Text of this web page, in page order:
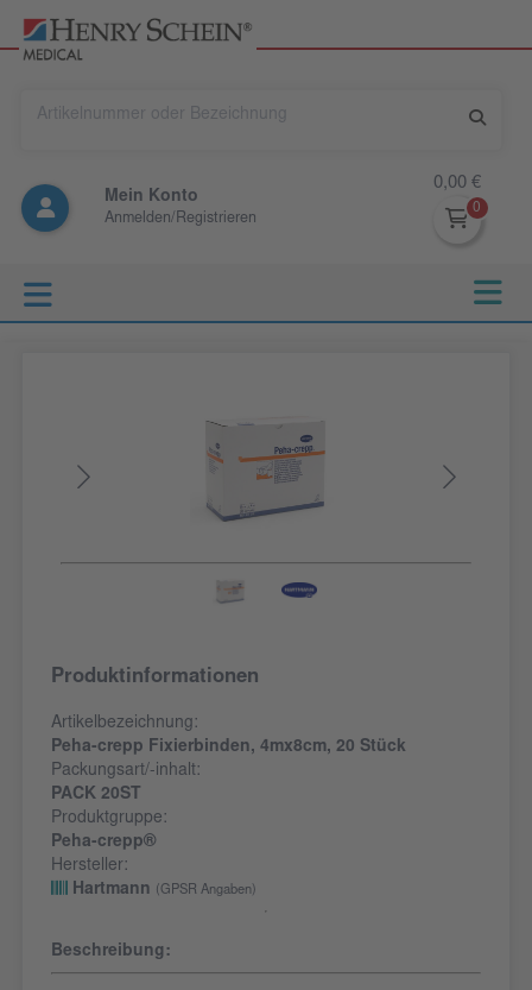
Mein Konto
Anmelden/Registrieren
0,00 €
Produktinformationen
Artikelbezeichnung:
Peha-crepp Fixierbinden, 4mx8cm, 20 Stück
Packungsart/-inhalt:
PACK 20ST
Produktgruppe:
Peha-crepp®
Hersteller:
Hartmann
(GPSR Angaben)
Beschreibung: